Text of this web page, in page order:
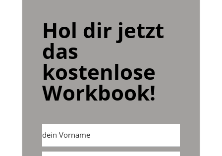
Hol dir jetzt
das
kostenlose
Workbook!